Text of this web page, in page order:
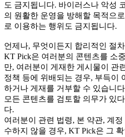
도 금지됩니다. 바이러스나 악성
의 원활한 운영을 방해할 목적으
로 이용하는 행위도 금지됩니다.
언제나, 무엇이든지 합리적인 절
KT Pick은 여러분의 콘텐츠를 소
만, 여러분이 게재한 게시물이 관
정책 등에 위배되는 경우, 부득이
하거나 게재를 거부할 수 있습니
모든 콘텐츠를 검토할 의무가 있
다.
여러분이 관련 법령, 본 약관, 계
수하지 않을 경우, KT Pick은 그